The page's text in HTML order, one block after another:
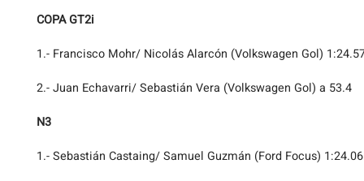
COPA GT2i
1.- Francisco Mohr/ Nicolás Alarcón (Volkswagen Gol)
2.- Juan Echavarri/ Sebastián Vera (Volkswagen Gol) a 53.4
N3
1.- Sebastián Castaing/ Samuel Guzmán (Ford Focus)